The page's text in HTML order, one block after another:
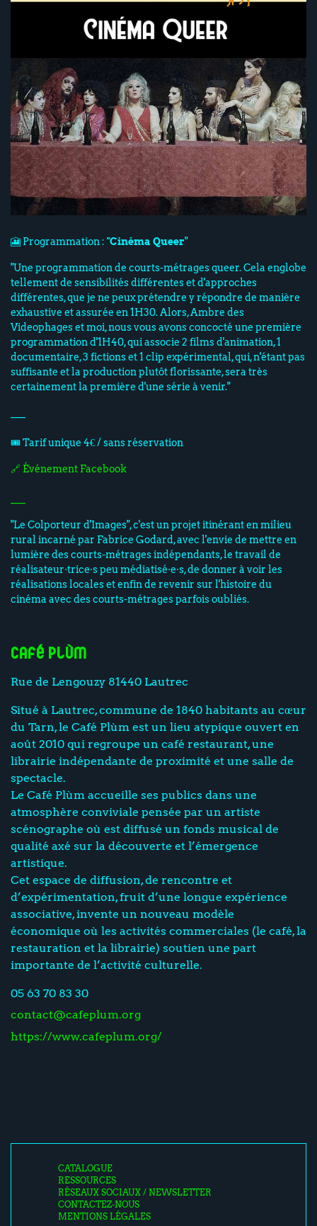
🎦 Programmation : "Cinéma Queer"
"Une programmation de courts-métrages queer. Cela englobe
tellement de sensibilités différentes et d'approches
différentes, que je ne peux prétendre y répondre de manière
exhaustive et assurée en 1H30. Alors, Ambre des
Videophages et moi, nous vous avons concocté une première
programmation d'1H40, qui associe 2 films d'animation, 1
documentaire, 3 fictions et 1 clip expérimental, qui, n'étant pas
suffisante et la production plutôt florissante, sera très
certainement la première d'une série à venir."
🎟️ Tarif unique 4€ / sans réservation
🔗 Événement Facebook
"Le Colporteur d'Images", c'est un projet itinérant en milieu
rural incarné par Fabrice Godard, avec l'envie de mettre en
lumière des courts-métrages indépendants, le travail de
réalisateur·trice·s peu médiatisé·e·s, de donner à voir les
réalisations locales et enfin de revenir sur l'histoire du
cinéma avec des courts-métrages parfois oubliés.
Café Plùm
Rue de Lengouzy 81440 Lautrec
Situé à Lautrec, commune de 1840 habitants au cœur
du Tarn, le Café Plùm est un lieu atypique ouvert en
août 2010 qui regroupe un café restaurant, une
librairie indépendante de proximité et une salle de
spectacle.
Le Café Plùm accueille ses publics dans une
atmosphère conviviale pensée par un artiste
scénographe où est diffusé un fonds musical de
qualité axé sur la découverte et l’émergence
artistique.
Cet espace de diffusion, de rencontre et
d’expérimentation, fruit d’une longue expérience
associative, invente un nouveau modèle
économique où les activités commerciales (le café, la
restauration et la librairie) soutien une part
importante de l’activité culturelle.
05 63 70 83 30
contact@cafeplum.org
https://www.cafeplum.org/
CATALOGUE
RESSOURCES
RÉSEAUX SOCIAUX / NEWSLETTER
CONTACTEZ-NOUS
MENTIONS LÉGALES